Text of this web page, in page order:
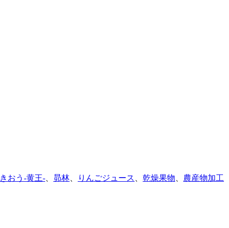
きおう-黄王- 昴林 りんごジュース 乾燥果物
農産物加工